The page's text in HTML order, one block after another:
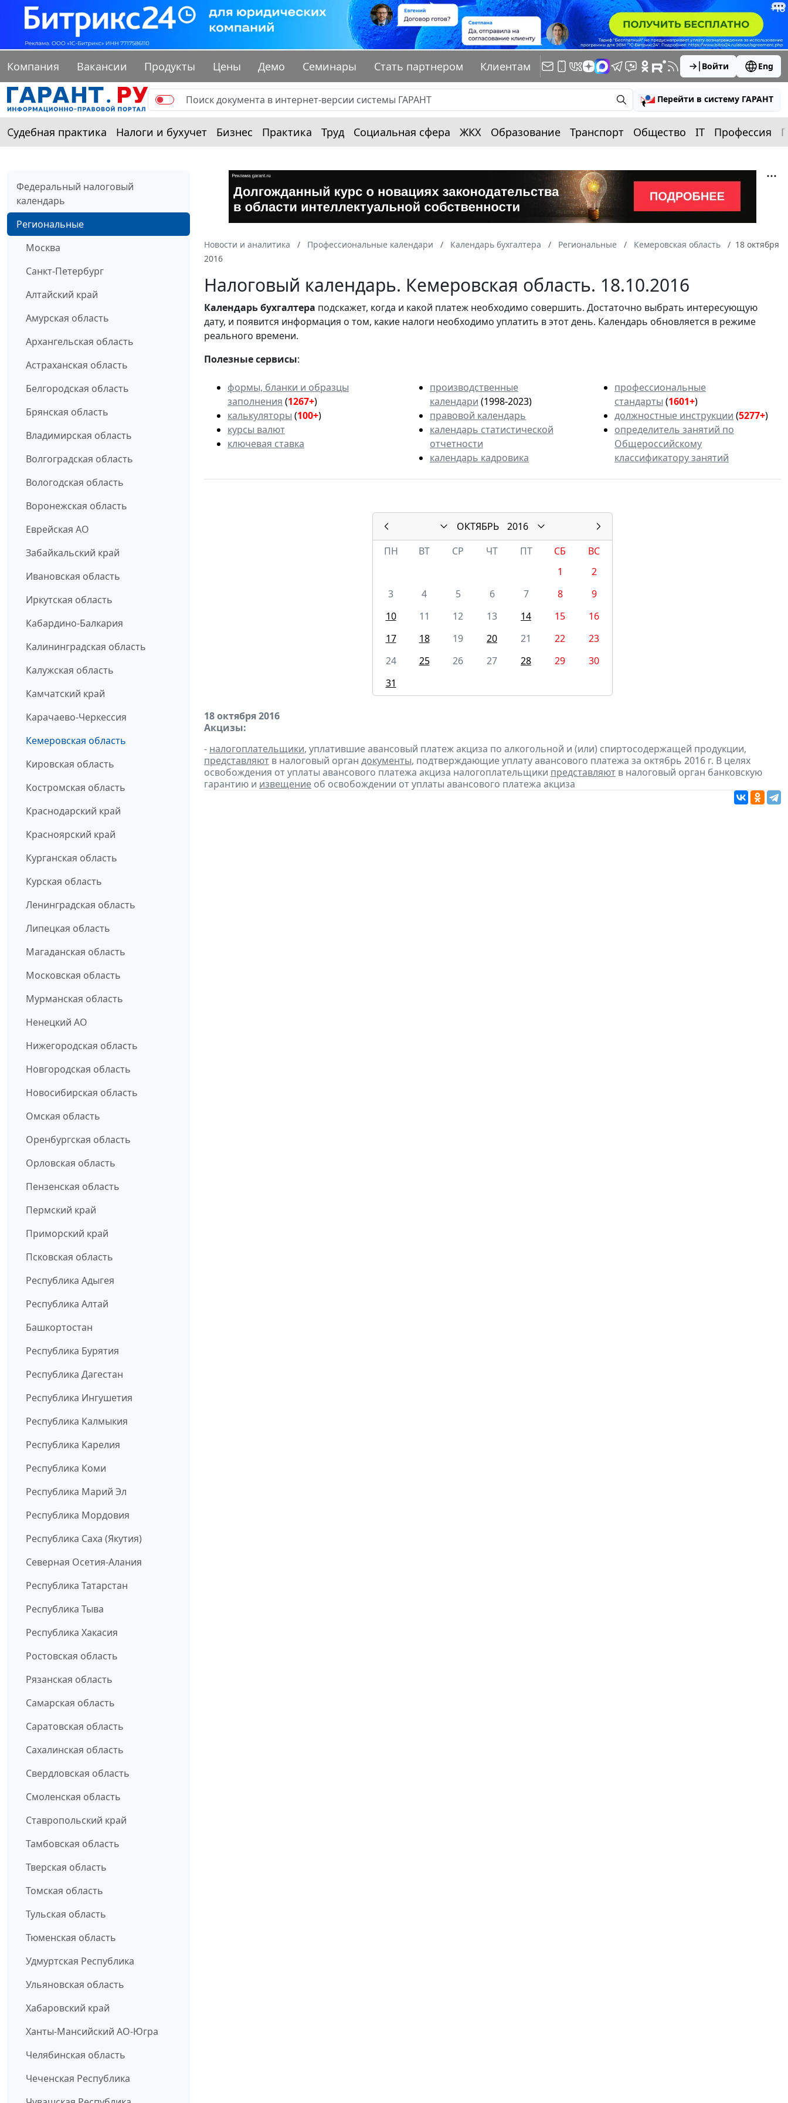
Компания Вакансии Продукты Цены Демо Семинары Стать партнером Клиентам Войти Eng
Перейти в систему ГАРАНТ
Судебная практика Налоги и бухучет Бизнес Практика Труд Социальная сфера ЖКХ Образование Транспорт Общество IT Профессия
Федеральный налоговый
календарь
Региональные
Москва
Санкт-Петербург
Алтайский край
Амурская область
Архангельская область
Астраханская область
Белгородская область
Брянская область
Владимирская область
Волгоградская область
Вологодская область
Воронежская область
Еврейская АО
Забайкальский край
Ивановская область
Иркутская область
Кабардино-Балкария
Калининградская область
Калужская область
Камчатский край
Карачаево-Черкессия
Кемеровская область
Кировская область
Костромская область
Краснодарский край
Красноярский край
Курганская область
Курская область
Ленинградская область
Липецкая область
Магаданская область
Московская область
Мурманская область
Ненецкий АО
Нижегородская область
Новгородская область
Новосибирская область
Омская область
Оренбургская область
Орловская область
Пензенская область
Пермский край
Приморский край
Псковская область
Республика Адыгея
Республика Алтай
Башкортостан
Республика Бурятия
Республика Дагестан
Республика Ингушетия
Республика Калмыкия
Республика Карелия
Республика Коми
Республика Марий Эл
Республика Мордовия
Республика Саха (Якутия)
Северная Осетия-Алания
Республика Татарстан
Республика Тыва
Республика Хакасия
Ростовская область
Рязанская область
Самарская область
Саратовская область
Сахалинская область
Свердловская область
Смоленская область
Ставропольский край
Тамбовская область
Тверская область
Томская область
Тульская область
Тюменская область
Удмуртская Республика
Ульяновская область
Хабаровский край
Ханты-Мансийский АО-Югра
Челябинская область
Чеченская Республика
Новости и аналитика Профессиональные календари Календарь бухгалтера Региональные Кемеровская область
18 октября
2016
Налоговый календарь. Кемеровская область. 18.10.2016
Календарьбухгалтера подскажет, когда и какой платеж необходимо совершить. Достаточно выбрать интересующую
дату, и появится информация о том, какие налоги необходимо уплатить в этот день. Календарь обновляется в режиме
реального времени.
Полезные сервисы:
формы, бланки и образцы
заполнения (1267+)
калькуляторы (100+)
курсы валют
ключевая ставка
производственные
календари (1998-2023)
правовой календарь
календарь статистической
отчетности
календарь кадровика
профессиональные
стандарты (1601+)
должностные инструкции (5277+)
определитель занятий по
Общероссийскому
классификатору занятий
ОКТЯБРЬ
2016
ПН
ВТ СР ЧТ ПТ СБ
ВС
1
2
3
4 5 6 7 8
9
10
11 12 13 14 15
16
17
18 19 20 21 22
23
24
25 26 27 28 29
30
31
18 октября 2016
Акцизы:
- налогоплательщики, уплатившие авансовый платеж акциза по алкогольной и (или) спиртосодержащей продукции,
представляют в налоговый орган документы, подтверждающие уплату авансового платежа за октябрь 2016 г. В целях
освобождения от уплаты авансового платежа акциза налогоплательщики представляют в налоговый орган банковскую
гарантию и извещение об освобождении от уплаты авансового платежа акциза